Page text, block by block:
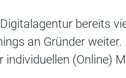
bereits
an Gründer
(Online)